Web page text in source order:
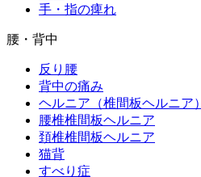
手・指の痺れ
腰・背中
反り腰
背中の痛み
ヘルニア（椎間板ヘルニア）
腰椎椎間板ヘルニア
頚椎椎間板ヘルニア
猫背
すべり症